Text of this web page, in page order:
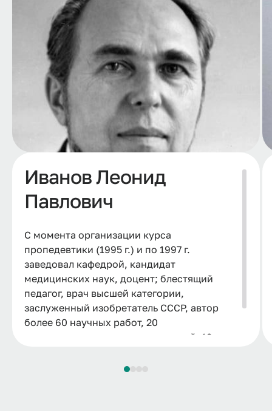
Иванов Леонид
Павлович
С момента организации курса
пропедевтики (1995 г.) и по 1997 г.
заведовал кафедрой, кандидат
медицинских наук, доцент; блестящий
педагог, врач высшей категории,
заслуженный изобретатель СССР, автор
более 60 научных работ, 20
рационализаторских предложений, 12